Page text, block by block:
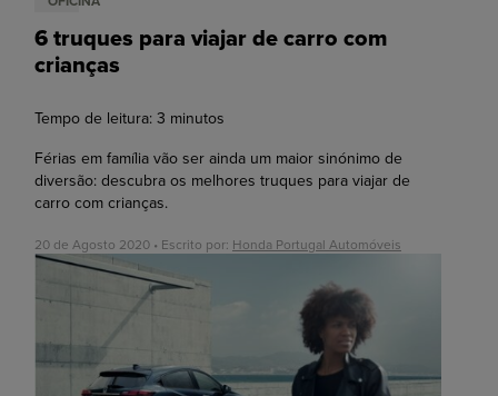
6 truques para viajar de carro com
crianças
Tempo de leitura: 3 minutos
Férias em família vão ser ainda um maior sinónimo de
diversão: descubra os melhores truques para viajar de
carro com crianças.
20 de Agosto 2020 • Escrito por: Honda Portugal Automóveis